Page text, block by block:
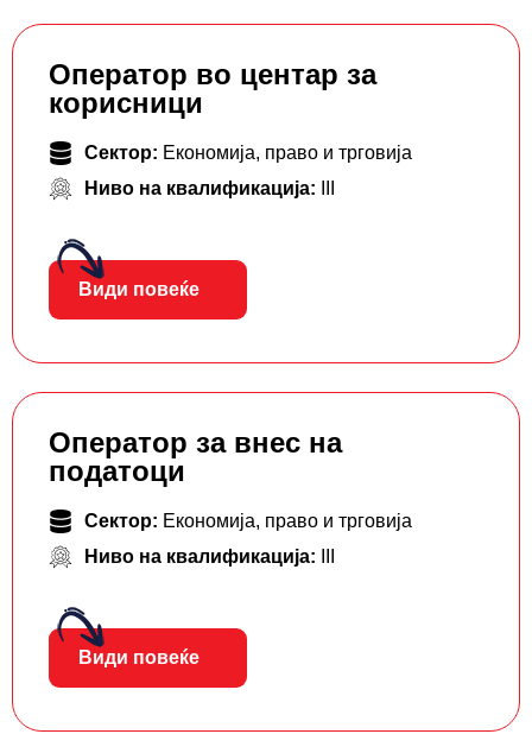
Оператор во центар за
корисници
Сектор: Економија, право и трговија
Ниво на квалификација:
Види повеќе
Оператор за внес на
податоци
Сектор: Економија, право и трговија
Ниво на квалификација:
Види повеќе